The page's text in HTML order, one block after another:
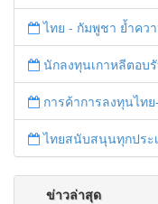
ไทย - กัมพูชา ย้ำความร่วมมือในโอก
นักลงทุนเกาหลีตอบรับก
การค้าการลงทุนไทย-เดนมาร์
ไทยสนับสนุนทุกประเทศมีการพัฒนาอย่าง
ข่าวล่าสุด